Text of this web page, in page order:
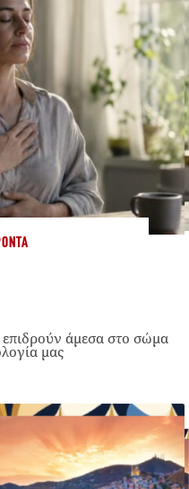
άμεσα στο σώμα
μας